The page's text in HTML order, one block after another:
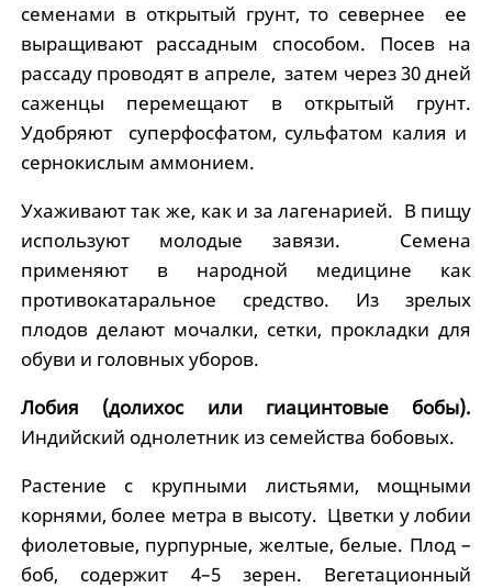
семенами в открытый грунт, то севернее ее
выращивают рассадным способом. Посев на
рассаду проводят в апреле, затем через 30 дней
саженцы перемещают в открытый грунт.
Удобряют суперфосфатом, сульфатом калия и
сернокислым аммонием.
Ухаживают так же, как и за лагенарией. В пищу
используют молодые завязи. Семена
применяют в народной медицине как
противокатаральное средство. Из зрелых
плодов делают мочалки, сетки, прокладки для
обуви и головных уборов.
Лобия (долихос или гиацинтовые бобы).
Индийский однолетник из семейства бобовых.
Растение с крупными листьями, мощными
корнями, более метра в высоту. Цветки у лобии
фиолетовые, пурпурные, желтые, белые. Плод –
боб, содержит 4–5 зерен. Вегетационный